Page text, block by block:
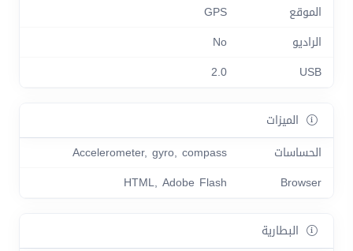
الموقع
GPS
الراديو
No
USB
2.0
الميزات
الحساسات
Accelerometer, gyro, compass
Browser
HTML, Adobe Flash
البطارية